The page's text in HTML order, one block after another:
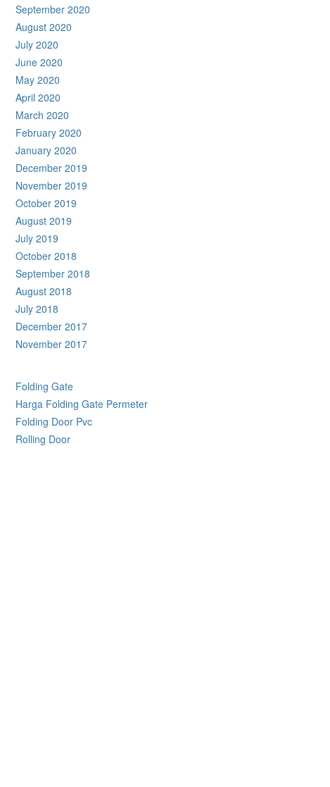
September 2020
August 2020
July 2020
June 2020
May 2020
April 2020
March 2020
February 2020
January 2020
December 2019
November 2019
October 2019
August 2019
July 2019
October 2018
September 2018
August 2018
July 2018
December 2017
November 2017
Folding Gate
Harga Folding Gate Permeter
Folding Door Pvc
Rolling Door